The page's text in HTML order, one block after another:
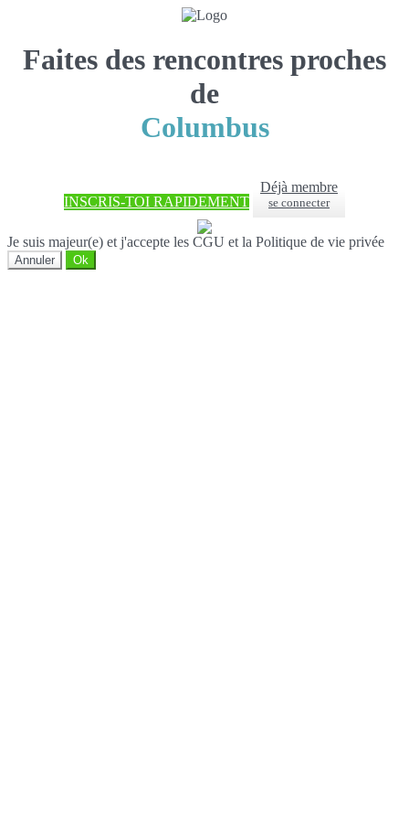
Faites des rencontres proches
de
Columbus
INSCRIS-TOI RAPIDEMENT
Déjà membre
se connecter
Je suis majeur(e) et j'accepte les CGU et la Politique de vie privée
Annuler Ok